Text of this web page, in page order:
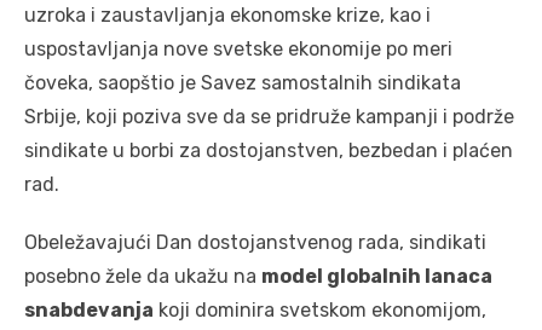
uzroka i zaustavljanja ekonomske krize, kao i
uspostavljanja nove svetske ekonomije po meri
čoveka, saopštio je Savez samostalnih sindikata
Srbije, koji poziva sve da se pridruže kampanji i podrže
sindikate u borbi za dostojanstven, bezbedan i plaćen
rad.
Obeležavajući Dan dostojanstvenog rada, sindikati
posebno žele da ukažu na model globalnih lanaca
snabdevanja koji dominira svetskom ekonomijom,